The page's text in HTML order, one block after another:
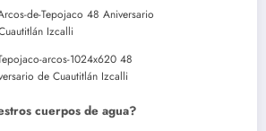
cuerpos de agua?